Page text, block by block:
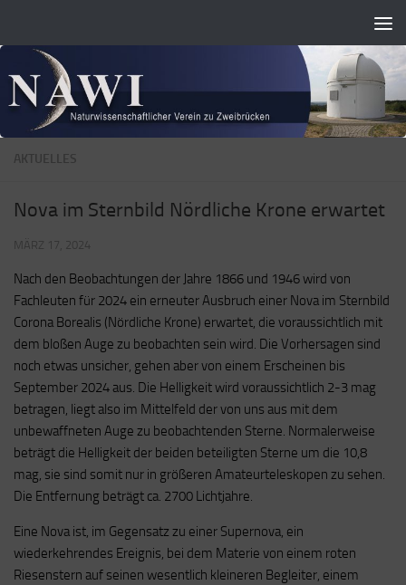
AKTUELLES
Nova im Sternbild Nördliche Krone erwartet
MÄRZ 17, 2024
Nach den Beobachtungen der Jahre 1866 und 1946 wird von
Fachleuten für 2024 ein erneuter Ausbruch einer Nova im Sternbild
Corona Borealis (Nördliche Krone) erwartet, die voraussichtlich mit
dem bloßen Auge zu beobachten sein wird. Die Vorhersagen sind
noch etwas unsicher, gehen aber von einem Erscheinen bis
September 2024 aus. Die Helligkeit wird voraussichtlich 2-3 mag
betragen, liegt also im Mittelfeld der von uns aus mit dem
unbewaffneten Auge zu beobachtenden Sterne. Normalerweise
beträgt die Helligkeit der beiden beteiligten Sterne um die 10,8
mag, sie sind somit nur in größeren Amateurteleskopen zu sehen.
Die Entfernung beträgt ca. 2700 Lichtjahre.
Eine Nova ist, im Gegensatz zu einer Supernova, ein
wiederkehrendes Ereignis, bei dem Materie von einem roten
Riesenstern auf seinen wesentlich kleineren Begleiter, einem